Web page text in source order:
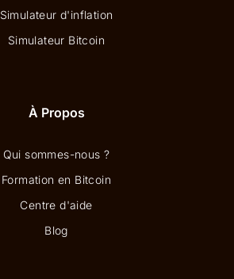
Simulateur d'inflation
Simulateur Bitcoin
À Propos
Qui sommes-nous ?
Formation en Bitcoin
Centre d'aide
Blog